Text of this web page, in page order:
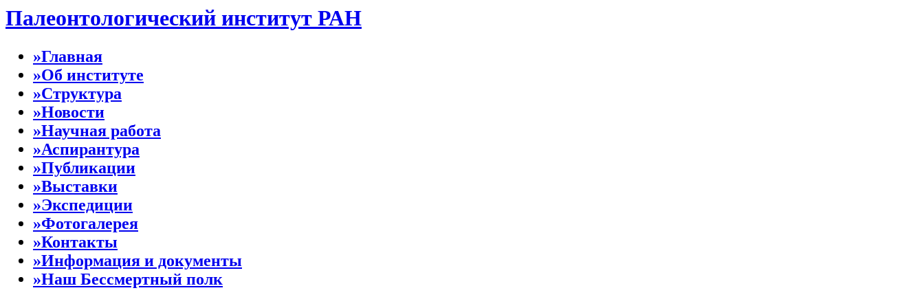
Палеонтологический институт РАН
»Главная
»Об институте
»Структура
»Новости
»Научная работа
»Аспирантура
»Публикации
»Выставки
»Экспедиции
»Фотогалерея
»Контакты
»Информация и документы
»Наш Бессмертный полк